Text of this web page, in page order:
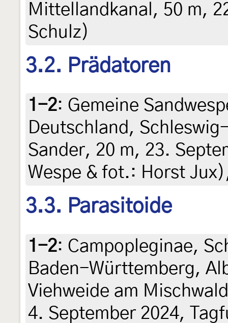
Mittellandkanal, 50 m,
Schulz)
3.2. Prädatoren
1-2: Gemeine
Deutschland,
Sander, 20 m, 23.
Wespe & fot.: Horst
3.3. Parasitoide
1-2: Campopleginae,
Baden-Württemberg,
Viehweide am
4. September 2024,